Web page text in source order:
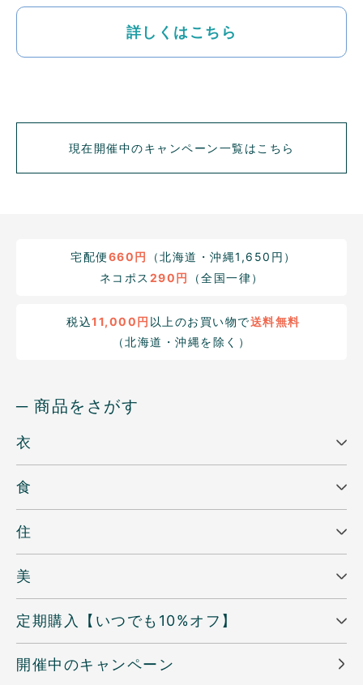
詳しくはこちら
現在開催中のキャンペーン一覧はこちら
宅配便660円
（北海道・沖縄1,650円）
ネコポス 290円 （全国一律）
税込11,000円 以上のお買い物で送料無料
（北海道・沖縄を除く）
─ 商品をさがす
衣
食
住
美
定期購入【いつでも10%オフ】
開催中のキャンペーン